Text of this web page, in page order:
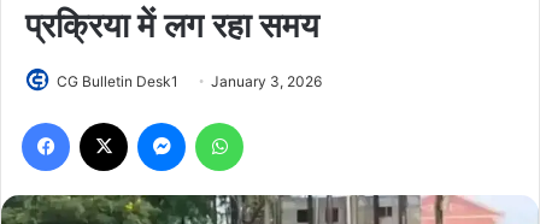
प्रक्रिया में लग रहा समय
CG Bulletin Desk1 January 3, 2026
Facebook Messenger